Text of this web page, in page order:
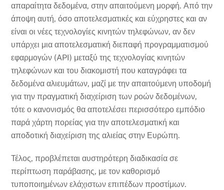
απαραίτητα δεδομένα, στην απαιτούμενη μορφή. Από την
άποψη αυτή, όσο αποτελεσματικές και εύχρηστες και αν
είναι οι νέες τεχνολογίες κινητών τηλεφώνων, αν δεν
υπάρχει μια αποτελεσματική διεπαφή προγραμματισμού
εφαρμογών (API) μεταξύ της τεχνολογίας κινητών
τηλεφώνων και του διακομιστή που καταγράφει τα
δεδομένα αλιευμάτων, μαζί με την απαιτούμενη υποδομή
για την πραγματική διαχείριση των ροών δεδομένων,
τότε ο κανονισμός θα αποτελέσει περισσότερο εμπόδιο
παρά χάρτη πορείας για την αποτελεσματική και
αποδοτική διαχείριση της αλιείας στην Ευρώπη.
Τέλος, προβλέπεται αυστηρότερη διαδικασία σε
περίπτωση παράβασης, με τον καθορισμό
τυποποιημένων ελάχιστων επιπέδων προστίμων.